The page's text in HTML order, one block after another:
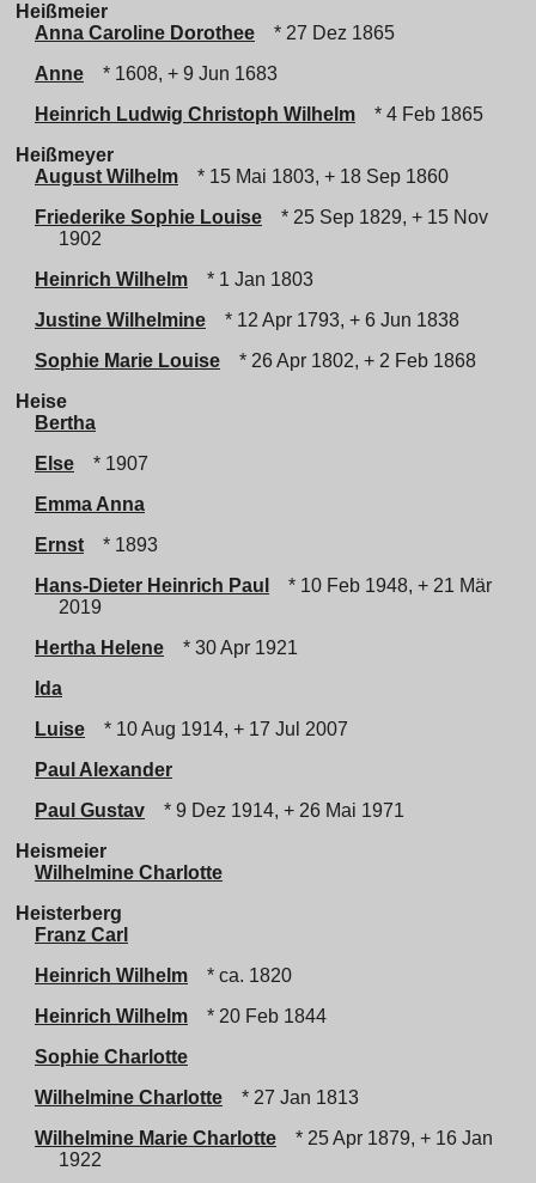
Heißmeier
Anna Caroline Dorothee
* 27 Dez 1865
Anne
* 1608, + 9 Jun 1683
Heinrich Ludwig Christoph Wilhelm
* 4 Feb 1865
Heißmeyer
August Wilhelm
* 15 Mai 1803, + 18 Sep 1860
Friederike Sophie Louise
* 25 Sep 1829, + 15 Nov
1902
Heinrich Wilhelm
* 1 Jan 1803
Justine Wilhelmine
* 12 Apr 1793, + 6 Jun 1838
Sophie Marie Louise
* 26 Apr 1802, + 2 Feb 1868
Heise
Bertha
Else
* 1907
Emma Anna
Ernst
* 1893
Hans-Dieter Heinrich Paul
* 10 Feb 1948, + 21 Mär
2019
Hertha Helene
* 30 Apr 1921
Ida
Luise
* 10 Aug 1914, + 17 Jul 2007
Paul Alexander
Paul Gustav
* 9 Dez 1914, + 26 Mai 1971
Heismeier
Wilhelmine Charlotte
Heisterberg
Franz Carl
Heinrich Wilhelm
* ca. 1820
Heinrich Wilhelm
* 20 Feb 1844
Sophie Charlotte
Wilhelmine Charlotte
* 27 Jan 1813
Wilhelmine Marie Charlotte
* 25 Apr 1879, + 16 Jan
1922